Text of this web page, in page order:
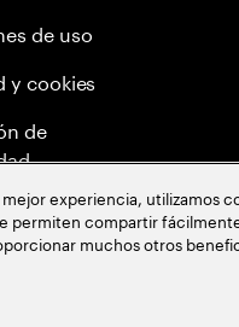
de uso
y cookies
de
Global
experiencia, utilizamos
permiten compartir
muchos otros